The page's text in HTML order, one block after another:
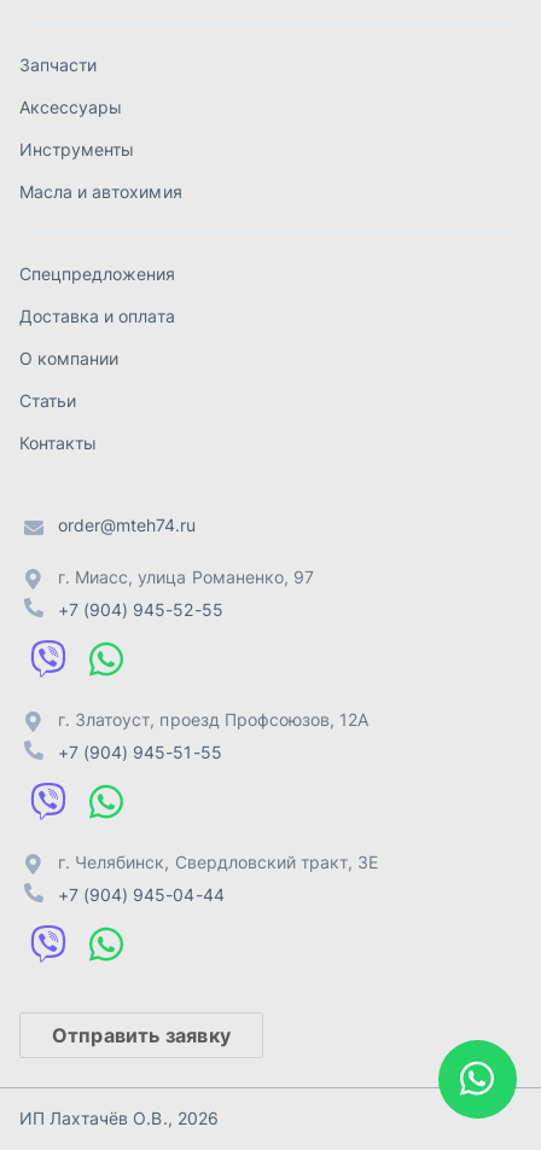
Контакты
order@mteh74.ru
+7 (904) 945-52-55
г. Златоуст
г. Челябинск
+7 (904) 945-04-44
Отправить заявку
ИП Лахтачёв О.В.
Разработка -